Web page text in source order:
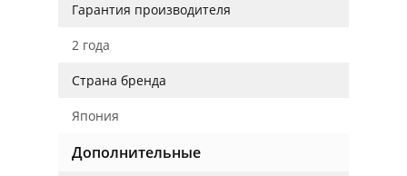
Гарантия производителя
2 года
Страна бренда
Япония
Дополнительные